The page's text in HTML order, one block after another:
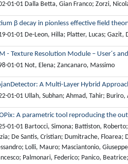
01-01 Dalla Betta, Gian Franco; Zorzi,
β decay in pionless effective field
01-01 De-Leon, Hilla; Platter, Lucas; Gazit,
- Texture Resolution Module – User´s
01-01 Not, Elena; Zancanaro, Massimo
A Multi-Layer Hybrid
01-01 Ullah, Subhan; Ahmad, Tahir;
A parametric tool reproducing the
01-01 Bartocci, Simona; Battiston,
De Santis, Cristian; Dumitrache, Floarea;
Lolli, Mauro; Masciantonio,
Palmonari, Federico; Panico,